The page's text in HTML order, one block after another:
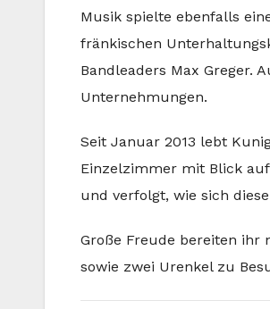
Musik spielte ebenfalls
fränkischen
Bandleaders Max Greger.
Unternehmungen.
Seit Januar 2013 lebt
Einzelzimmer mit Blick
und verfolgt, wie sich
Große Freude bereiten ihr
sowie zwei Urenkel zu